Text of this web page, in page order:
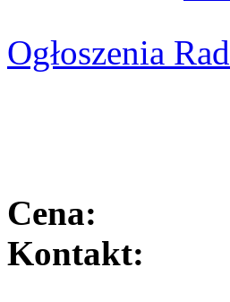
Ogłoszenia
Cena:
Kontakt: